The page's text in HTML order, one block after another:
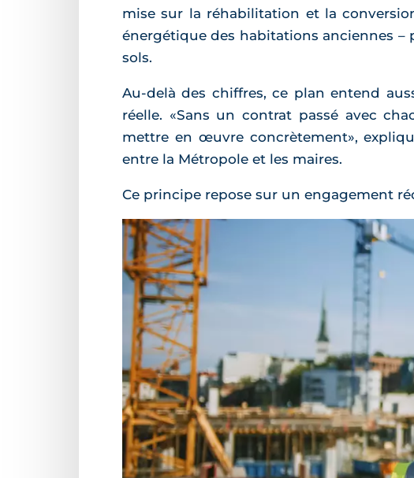
mise sur la réhabilitation et la
énergétique des habitations anciennes –
sols.
Au-delà des chiffres, ce plan entend
réelle.
Sans un contrat passé avec
mettre en œuvre concrètement ,
entre la Métropole et les maires.
Ce principe repose sur un engagement